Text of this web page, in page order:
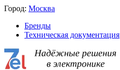
Город: Москва
Бренды
Техническая документация